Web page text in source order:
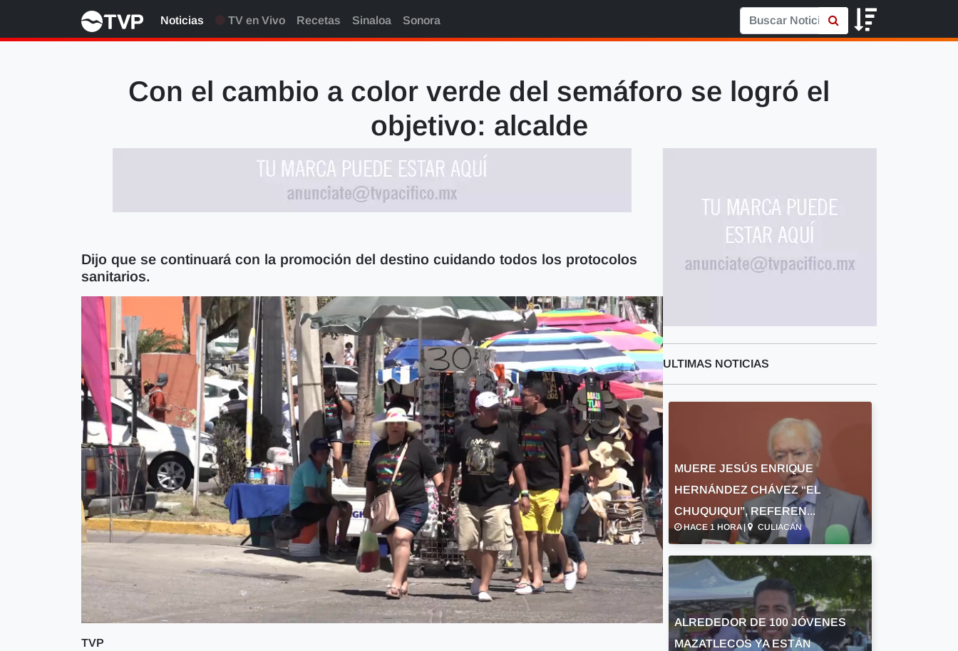
Noticias TV en Vivo Recetas Sinaloa Sonora
Con el cambio a color verde del semáforo se logró el
objetivo: alcalde
Dijo que se continuará con la promoción del destino cuidando todos los protocolos
sanitarios.
TVP
ULTIMAS NOTICIAS
MUERE JESÚS ENRIQUE
HERNÁNDEZ CHÁVEZ “EL
CHUQUIQUI”, REFEREN...
HACE 1 HORA | CULIACÁN
ALREDEDOR DE 100 JÓVENES
MAZATLECOS YA ESTÁN